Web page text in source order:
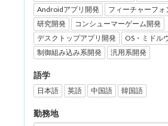
Androidアプリ開発
フィーチャーフォ
研究開発
コンシューマーゲーム開発
デスクトップアプリ開発
OS・ミドル
制御組み込み系開発
汎用系開発
語学
日本語 英語 中国語 韓国語
勤務地